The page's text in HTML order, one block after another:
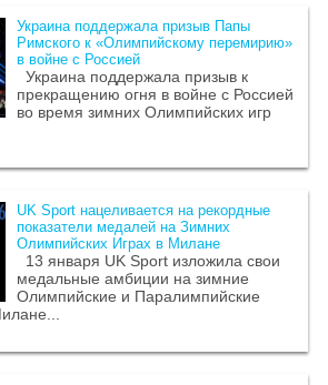
Украина поддержала призыв Папы
Римского к «Олимпийскому перемирию»
в войне с Россией
Украина поддержала призыв к
прекращению огня в войне с Россией
во время зимних Олимпийских игр
UK Sport нацеливается на рекордные
показатели медалей на Зимних
Олимпийских Играх в Милане
13 января UK Sport изложила свои
медальные амбиции на зимние
Олимпийские и Паралимпийские